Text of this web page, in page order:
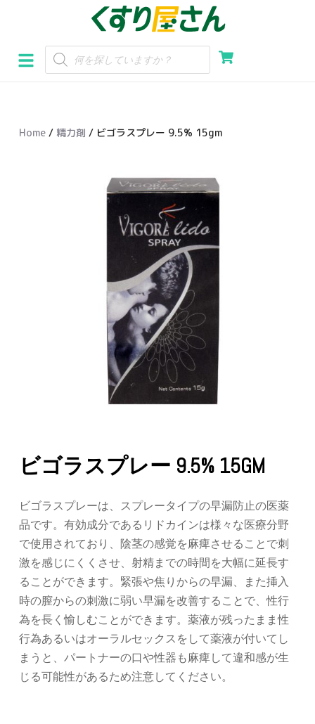
ン
テ
スHome / 精力剤 / ビゴラスプレー 9.5% 15gm
ビゴラスプレー 9.5% 15GM
ビゴラスプレーは、スプレータイプの早漏防止の医薬
品です。有効成分であるリドカインは様々な医療分野
で使用されており、陰茎の感覚を麻痺させることで刺
激を感じにくくさせ、射精までの時間を大幅に延長す
ることができます。緊張や焦りからの早漏、また挿入
時の膣からの刺激に弱い早漏を改善することで、性行
為を長く愉しむことができます。薬液が残ったまま性
行為あるいはオーラルセックスをして薬液が付いてし
まうと、パートナーの口や性器も麻痺して違和感が生
じる可能性があるため注意してください。